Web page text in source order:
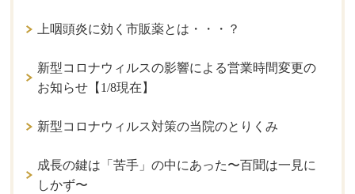
上咽頭炎に効く市販薬とは・・・？
新型コロナウィルスの影響による営業時間変更の
お知らせ【1/8現在】
新型コロナウィルス対策の当院のとりくみ
成長の鍵は「苦手」の中にあった〜百聞は一見に
しかず〜